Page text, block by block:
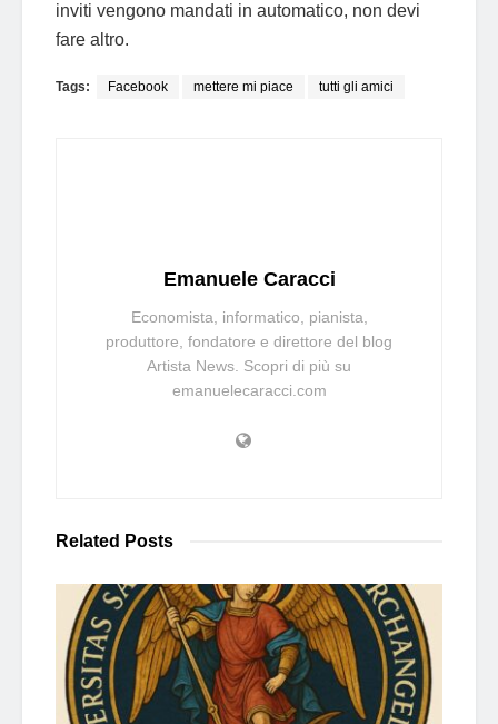
inviti vengono mandati in automatico, non devi
fare altro.
Tags: Facebook mettere mi piace tutti gli amici
Emanuele Caracci
Economista, informatico, pianista,
produttore, fondatore e direttore del blog
Artista News. Scopri di più su
emanuelecaracci.com
Related Posts